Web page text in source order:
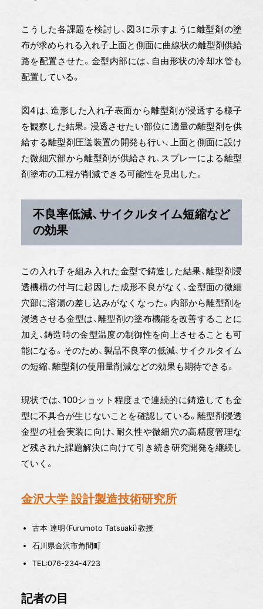
こうした各課題を検討し、図3に示すように離型剤の塗
布が求められる入れ子上面と側面に曲線状の離型剤供給
路を配置させた。金型内部には、自由形状の冷却水管も
配置している。
図4は、造形した入れ子表面から離型剤が浸透する様子
を観察した結果。浸透させたい部位に適量の離型剤を供
給する離型剤圧送装置の開発も行い、上面と側面に設け
た微細穴部から離型剤が供給され、スプレーによる離型
剤塗布の工程が削減できる可能性を見出した。
不良率低減、サイクルタイム短縮など
の効果
この入れ子を組み入れた金型で鋳造した結果、離型剤浸
透機構の付与に起因した成形不良がなく、金型面の微細
穴部に溶湯の差し込みがなくなった。内部から離型剤を
浸透させる金型は、離型剤の塗布機能を改善することに
加え、鋳造時の金型温度の制御性を向上させることも可
能になる。そのため、製品不良率の低減、サイクルタイム
の短縮、離型剤の使用量削減などの効果も期待できる。
現状では、100ショット程度まで連続的に鋳造しても金
型に不具合が生じないことを確認している。離型剤浸透
金型の社会実装に向け、耐久性や微細穴の高精度管理な
ど残された課題解決に向けて引き続き研究開発を継続し
ていく。
金沢大学 設計製造技術研究所
古本 達明（Furumoto Tatsuaki）教授
石川県金沢市角間町
TEL:076-234-4723
記者の目